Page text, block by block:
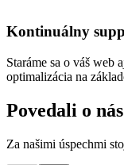
Kontinuálny
Staráme sa o váš web
optimalizácia na
Povedali o nás
Za našimi úspechmi